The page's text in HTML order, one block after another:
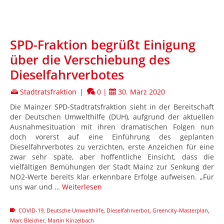
SPD-Fraktion begrüßt Einigung
über die Verschiebung des
Dieselfahrverbotes
Stadtratsfraktion | 0 |
30. März 2020
Die Mainzer SPD-Stadtratsfraktion sieht in der Bereitschaft
der Deutschen Umwelthilfe (DUH), aufgrund der aktuellen
Ausnahmesituation mit ihren dramatischen Folgen nun
doch vorerst auf eine Einführung des geplanten
Dieselfahrverbotes zu verzichten, erste Anzeichen für eine
zwar sehr späte, aber hoffentliche Einsicht, dass die
vielfältigen Bemühungen der Stadt Mainz zur Senkung der
NO2-Werte bereits klar erkennbare Erfolge aufweisen. „Für
uns war und … Weiterlesen
COVID-19 Deutsche Umwelthilfe Dieselfahrverbot Greencity-Masterplan
Marc Bleicher, Martin Kinzelbach